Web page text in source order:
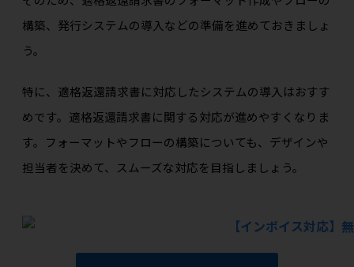
構築、発行システムの導入などの準備を進めておきましょ
う。
特に、適格返還請求書に対応したシステムの導入はおすす
めです。適格返還請求書に関する対応が進めやすくなりま
す。フォーマットやフローの構築についても、デザインや
担当者を決めて、スムーズな対応を目指しましょう。